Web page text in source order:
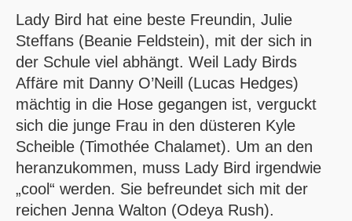
Lady Bird hat eine beste Freundin, Julie
Steffans (Beanie Feldstein), mit der sich in
der Schule viel abhängt. Weil Lady Birds
Affäre mit Danny O’Neill (Lucas Hedges)
mächtig in die Hose gegangen ist, verguckt
sich die junge Frau in den düsteren Kyle
Scheible (Timothée Chalamet). Um an den
heranzukommen, muss Lady Bird irgendwie
„cool“ werden. Sie befreundet sich mit der
reichen Jenna Walton (Odeya Rush).